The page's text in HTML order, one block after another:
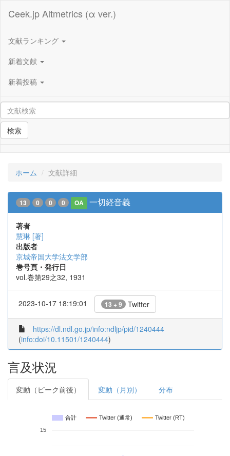
Ceek.jp Altmetrics (α ver.)
文献ランキング
新着文献
新着投稿
検索
ホーム 文献詳細
13 0 0 0 OA 一切経音義
著者
慧琳 [著]
出版者
京城帝国大学法文学部
巻号頁・発行日
vol.巻第29之32, 1931
2023-10-17 18:19:01 13 + 9 Twitter
https://dl.ndl.go.jp/info:ndljp/pid/1240444
(info:doi/10.11501/1240444)
言及状況
変動（ピーク前後） 変動（月別） 分布
合計 Twitter (通常) Twitter (RT)
15